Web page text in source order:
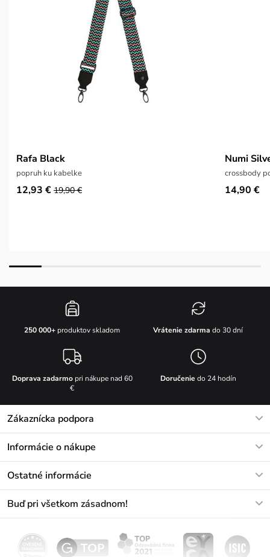
Rafa Black
popruh ku kabelke
12,93 € 19,90 €
Numi
crossbody
14,90 €
250 000+ produktov skladom Vrátenie zdarma do 30 dní
Doprava zadarmopri nákupe nad 60
€
Doručenie do 24 hodín
Zákaznícka podpora
info@vuch.sk
Informácie o nákupe
Materiály a údržba
Vrátenie a reklamácia
Ostatné informácie
Darčekové poukazy
Buď pri všetkom zásadnom!
Odoberať